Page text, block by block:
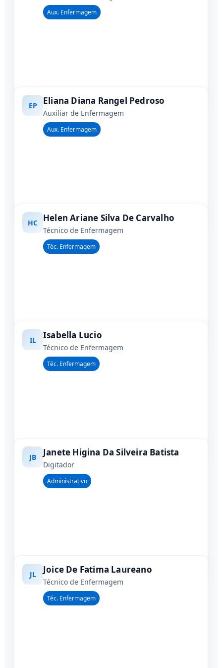
Aux. Enfermagem
EP Eliana Diana Rangel Pedroso
Auxiliar de Enfermagem
Aux. Enfermagem
HC Helen Ariane Silva De Carvalho
Técnico de Enfermagem
Téc. Enfermagem
IL Isabella Lucio
Técnico de Enfermagem
Téc. Enfermagem
JB Janete Higina Da Silveira Batista
Digitador
Administrativo
JL Joice De Fatima Laureano
Técnico de Enfermagem
Téc. Enfermagem